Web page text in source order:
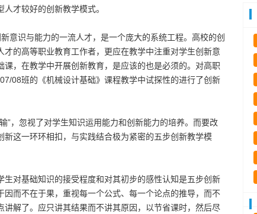
才较好的创新教学模式。
识与能力的一流人才，是一个庞大的系统工程。高校的创
的高等职业教育工作者，更应在教学中注重对学生创新意
，在教学中开展创新教育，是应该的也是必须的。对高职
08班的《机械设计基础》课程教学中试探性的进行了创新
，忽视了对学生知识运用能力和创新能力的培养。而要改
这一环环相扣，与实践结合极为紧密的五步创新教学模
对基础知识的接受程度和对其初步的感性认知是五步创新
而不在于果，重视每一个公式、每一个论点的推导，而不
解了。应只讲其结果而不讲其原因，以节省课时，然后尽